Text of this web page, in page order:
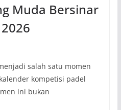
Muda Bersinar
salah satu momen
kompetisi padel
ini bukan